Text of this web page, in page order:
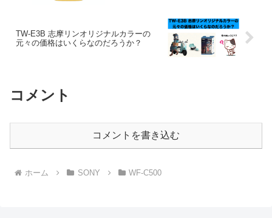
TW-E3B 志摩リンオリジナルカラーの
元々の価格はいくらなのだろうか？
コメント
コメントを書き込む
ホーム SONY WF-C500